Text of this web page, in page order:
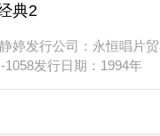
典2
婷发行公司：永恒唱片
1058发行日期：1994年